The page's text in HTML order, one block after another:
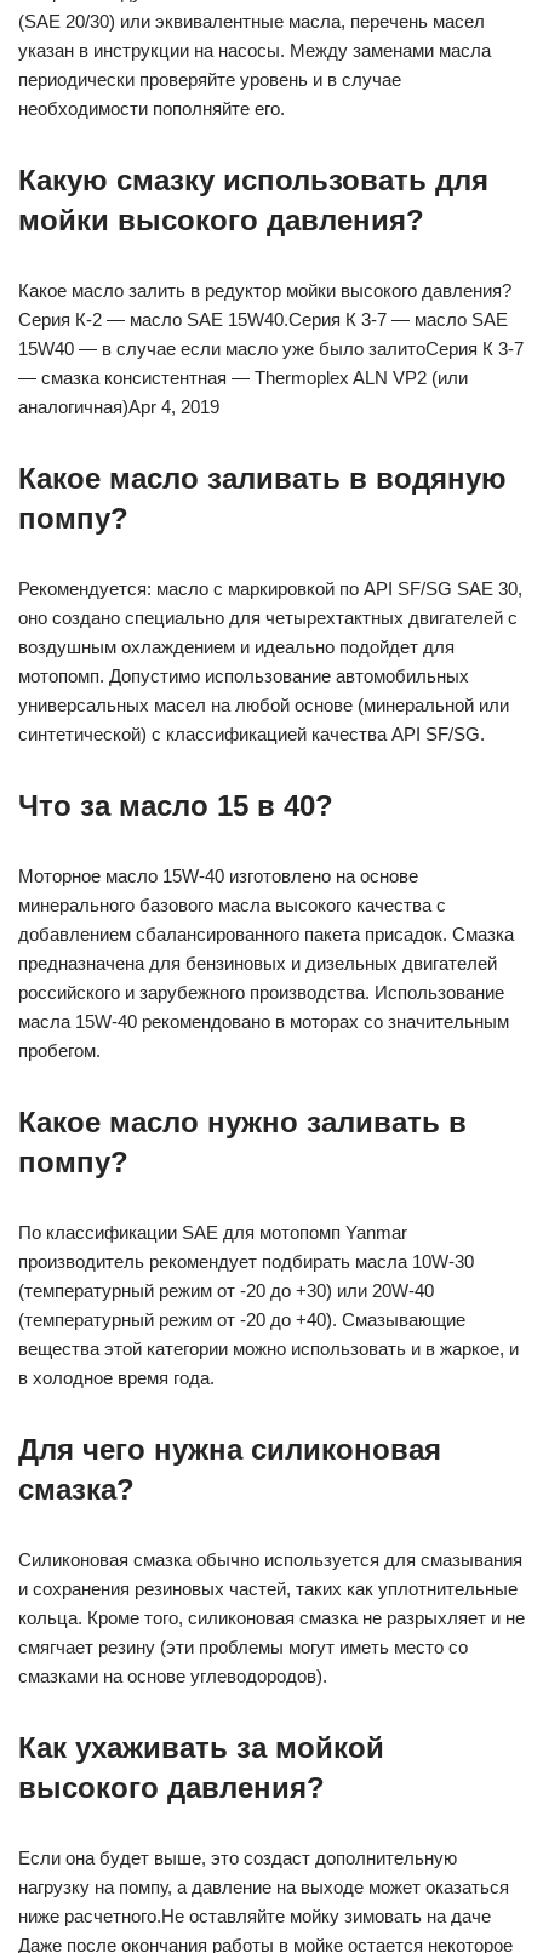
(SAE 20/30) или эквивалентные масла, перечень масел
указан в инструкции на насосы. Между заменами масла
периодически проверяйте уровень и в случае
необходимости пополняйте его.
Какую смазку использовать для
мойки высокого давления?
Какое масло залить в редуктор мойки высокого давления?
Серия К-2 — масло SAE 15W40.Серия К 3-7 — масло SAE
15W40 — в случае если масло уже было залитоСерия К 3-7
— смазка консистентная — Thermoplex ALN VP2 (или
аналогичная)Apr 4, 2019
Какое масло заливать в водяную
помпу?
Рекомендуется: масло с маркировкой по API SF/SG SAE 30,
оно создано специально для четырехтактных двигателей с
воздушным охлаждением и идеально подойдет для
мотопомп. Допустимо использование автомобильных
универсальных масел на любой основе (минеральной или
синтетической) с классификацией качества API SF/SG.
Что за масло 15 в 40?
Моторное масло 15W-40 изготовлено на основе
минерального базового масла высокого качества с
добавлением сбалансированного пакета присадок. Смазка
предназначена для бензиновых и дизельных двигателей
российского и зарубежного производства. Использование
масла 15W-40 рекомендовано в моторах со значительным
пробегом.
Какое масло нужно заливать в
помпу?
По классификации SAE для мотопомп Yanmar
производитель рекомендует подбирать масла 10W-30
(температурный режим от -20 до +30) или 20W-40
(температурный режим от -20 до +40). Смазывающие
вещества этой категории можно использовать и в жаркое, и
в холодное время года.
Для чего нужна силиконовая
смазка?
Силиконовая смазка обычно используется для смазывания
и сохранения резиновых частей, таких как уплотнительные
кольца. Кроме того, силиконовая смазка не разрыхляет и не
смягчает резину (эти проблемы могут иметь место со
смазками на основе углеводородов).
Как ухаживать за мойкой
высокого давления?
Если она будет выше, это создаст дополнительную
нагрузку на помпу, а давление на выходе может оказаться
ниже расчетного.Не оставляйте мойку зимовать на даче
Даже после окончания работы в мойке остается некоторое